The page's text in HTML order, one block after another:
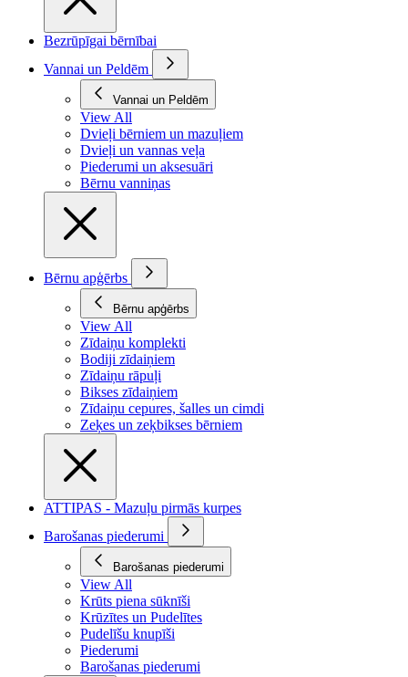
Bezrūpīgai bērnībai
Vannai un Peldēm
Vannai un Peldēm
View All
Dvieļi bērniem un mazuļiem
Dvieļi un vannas veļa
Piederumi un aksesuāri
Bērnu vanniņas
Bērnu apģērbs
Bērnu apģērbs
View All
Zīdaiņu komplekti
Bodiji zīdaiņiem
Zīdaiņu rāpuļi
Bikses zīdaiņiem
Zīdaiņu cepures, šalles un cimdi
Zeķes un zeķbikses bērniem
ATTIPAS - Mazuļu pirmās kurpes
Barošanas piederumi
Barošanas piederumi
View All
Krūts piena sūknīši
Krūzītes un Pudelītes
Pudelīšu knupīši
Piederumi
Barošanas piederumi